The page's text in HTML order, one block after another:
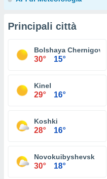
Principali città
Bolshaya Chernigovka
30° 15°
Kinel
29° 16°
Koshki
28° 16°
Novokuibyshevsk
30° 18°